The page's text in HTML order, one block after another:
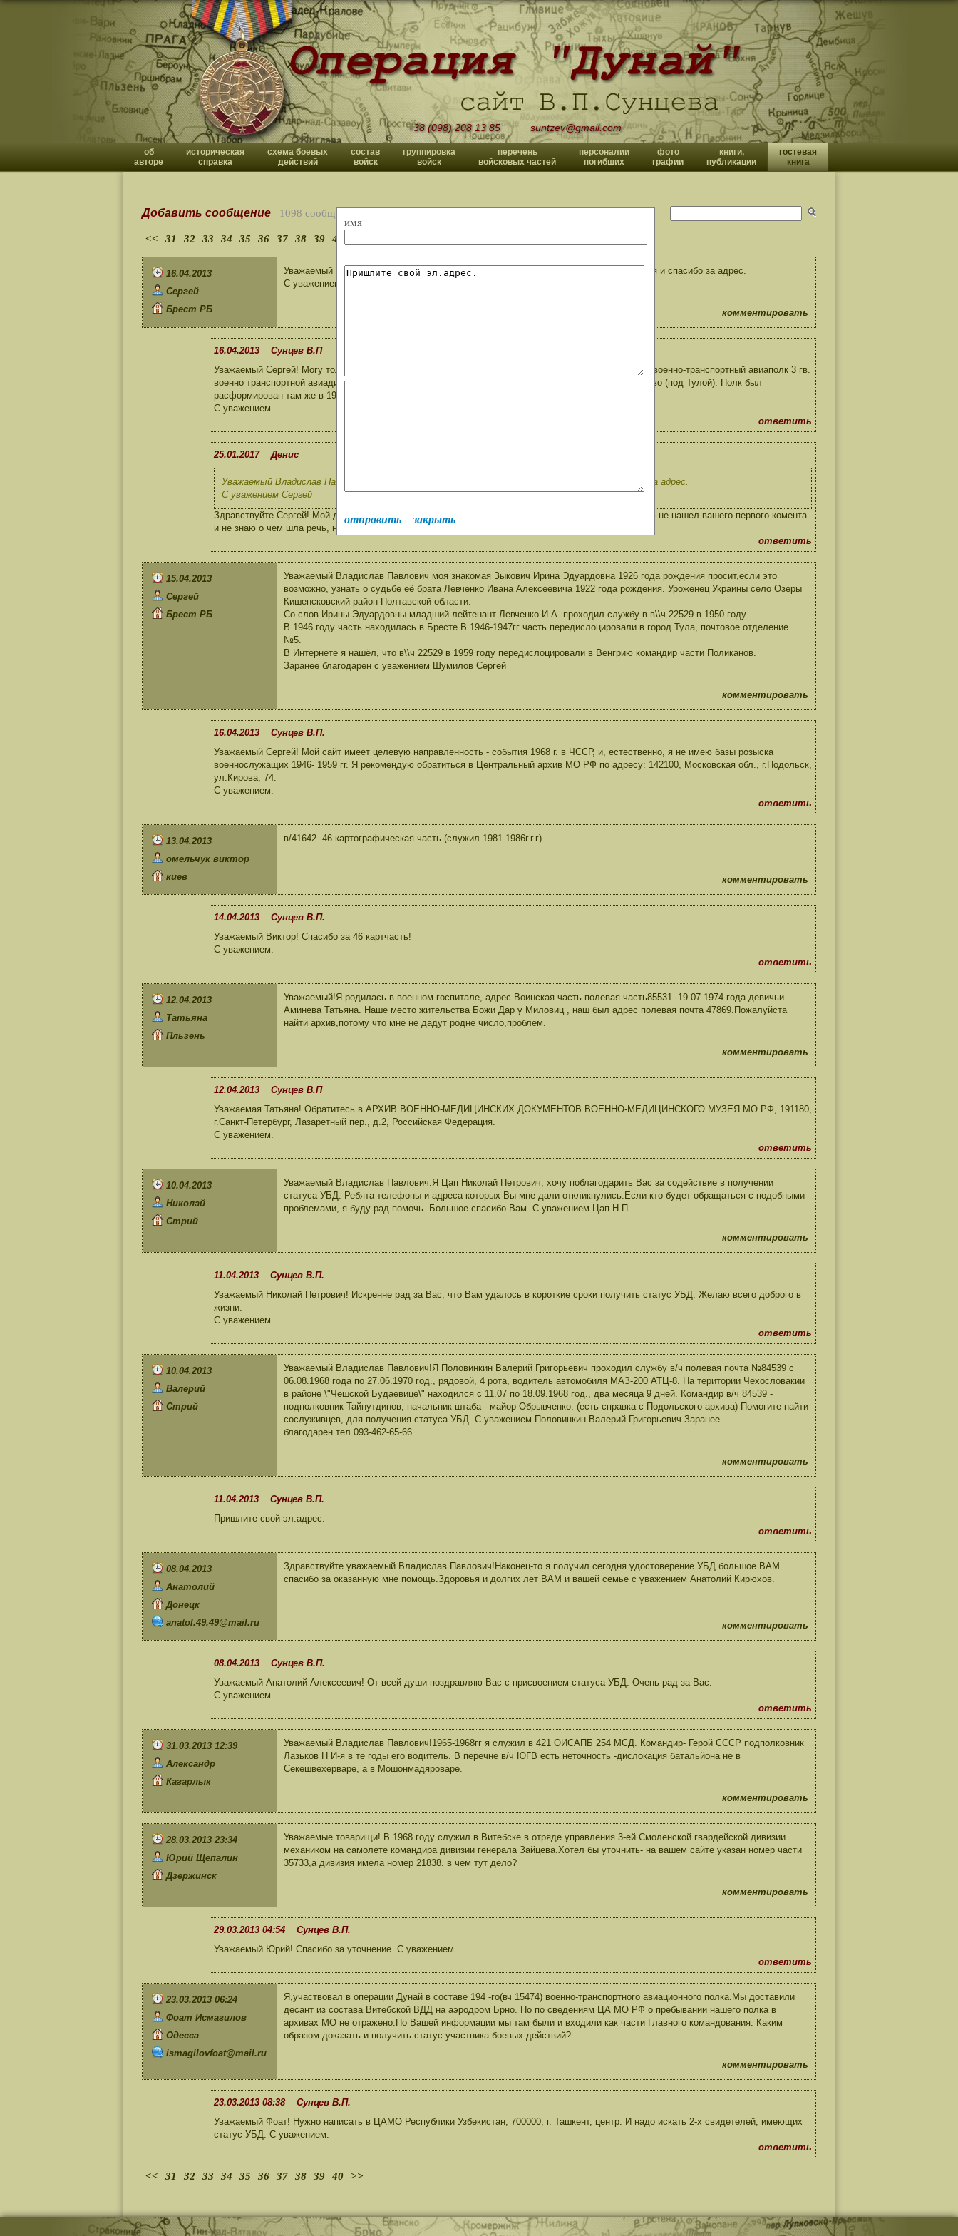
+38 (098) 208 13 85 suntzev@gmail.com
об
авторе
историческая
справка
схема боевых
действий
состав
войск
группировка
войск
перечень
войсковых частей
персоналии
погибших
фото
графии
книги,
публикации
гостевая
книга
имя
отправить закрыть
Добавить сообщение 1098 сообщений
<< 31 32 33 34 35 36 37 38 39 40
16.04.2013
Сергей
Брест РБ
Уважаемый Владислав Павлович, спасибо что не оставили моё письмо без внимания и спасибо за адрес.
С уважением Сергей
комментировать
16.04.2013 Сунцев В.П
Уважаемый Сергей! Могу только добавить к предыдущему письму. Войсковая часть 22529 - это 374 военно-транспортный авиаполк 3 гв.
военно транспортной авиадивизии, дивизия и полк постоянно дислоцировались на аэродроме Колково (под Тулой). Полк был
расформирован там же в 1974г.
С уважением.
ответить
25.01.2017 Денис
Уважаемый Владислав Павлович, спасибо что не оставили моё письмо без внимания и спасибо за адрес.
С уважением Сергей
Здравствуйте Сергей! Мой дед Набок Николай Данилович служил в этой части 22529. К сожелениию не нашел вашего первого комента
и не знаю о чем шла речь, но могу поделится любой информацией
ответить
15.04.2013
Сергей
Брест РБ
Уважаемый Владислав Павлович моя знакомая Зыкович Ирина Эдуардовна 1926 года рождения просит,если это
возможно, узнать о судьбе её брата Левченко Ивана Алексеевича 1922 года рождения. Уроженец Украины село Озеры
Кишенсковский район Полтавской области.
Со слов Ирины Эдуардовны младший лейтенант Левченко И.А. проходил службу в в\\ч 22529 в 1950 году.
В 1946 году часть находилась в Бресте.В 1946-1947гг часть передислоцировали в город Тула, почтовое отделение
№5.
В Интернете я нашёл, что в\\ч 22529 в 1959 году передислоцировали в Венгрию командир части Поликанов.
Заранее благодарен с уважением Шумилов Сергей
комментировать
16.04.2013 Сунцев В.П.
Уважаемый Сергей! Мой сайт имеет целевую направленность - события 1968 г. в ЧССР, и, естественно, я не имею базы розыска
военнослужащих 1946- 1959 гг. Я рекомендую обратиться в Центральный архив МО РФ по адресу: 142100, Московская обл., г.Подольск,
ул.Кирова, 74.
С уважением.
ответить
13.04.2013
омельчук виктор
киев
в/41642 -46 картографическая часть (служил 1981-1986г.г.г)
комментировать
14.04.2013 Сунцев В.П.
Уважаемый Виктор! Спасибо за 46 картчасть!
С уважением.
ответить
12.04.2013
Татьяна
Пльзень
Уважаемый!Я родилась в военном госпитале, адрес Воинская часть полевая часть85531. 19.07.1974 года девичьи
Аминева Татьяна. Наше место жительства Божи Дар у Миловиц , наш был адрес полевая почта 47869.Пожалуйста
найти архив,потому что мне не дадут родне число,проблем.
комментировать
12.04.2013 Сунцев В.П
Уважаемая Татьяна! Обратитесь в АРХИВ ВОЕННО-МЕДИЦИНСКИХ ДОКУМЕНТОВ ВОЕННО-МЕДИЦИНСКОГО МУЗЕЯ МО РФ, 191180,
г.Санкт-Петербург, Лазаретный пер., д.2, Российская Федерация.
С уважением.
ответить
10.04.2013
Николай
Стрий
Уважаемый Владислав Павлович.Я Цап Николай Петрович, хочу поблагодарить Вас за содействие в получении
статуса УБД. Ребята телефоны и адреса которых Вы мне дали откликнулись.Если кто будет обращаться с подобными
проблемами, я буду рад помочь. Большое спасибо Вам. С уважением Цап Н.П.
комментировать
11.04.2013 Сунцев В.П.
Уважаемый Николай Петрович! Искренне рад за Вас, что Вам удалось в короткие сроки получить статус УБД. Желаю всего доброго в
жизни.
С уважением.
ответить
10.04.2013
Валерий
Стрий
Уважаемый Владислав Павлович!Я Половинкин Валерий Григорьевич проходил службу в/ч полевая почта №84539 с
06.08.1968 года по 27.06.1970 год., рядовой, 4 рота, водитель автомобиля МАЗ-200 АТЦ-8. На територии Чехословакии
в районе \"Чешской Будаевице\" находился с 11.07 по 18.09.1968 год., два месяца 9 дней. Командир в/ч 84539 -
подполковник Тайнутдинов, начальник штаба - майор Обрывченко. (есть справка с Подольского архива) Помогите найти
сослуживцев, для получения статуса УБД. С уважением Половинкин Валерий Григорьевич.Заранее
благодарен.тел.093-462-65-66
комментировать
11.04.2013 Сунцев В.П.
Пришлите свой эл.адрес.
ответить
08.04.2013
Анатолий
Донецк
anatol.49.49@mail.ru
Здравствуйте уважаемый Владислав Павлович!Наконец-то я получил сегодня удостоверение УБД большое ВАМ
спасибо за оказанную мне помощь.Здоровья и долгих лет ВАМ и вашей семье с уважением Анатолий Кирюхов.
комментировать
08.04.2013 Сунцев В.П.
Уважаемый Анатолий Алексеевич! От всей души поздравляю Вас с присвоением статуса УБД. Очень рад за Вас.
С уважением.
ответить
31.03.2013 12:39
Александр
Кагарлык
Уважаемый Владислав Павлович!1965-1968гг я служил в 421 ОИСАПБ 254 МСД. Командир- Герой СССР подполковник
Лазьков Н И-я в те годы его водитель. В перечне в/ч ЮГВ есть неточность -дислокация батальйона не в
Секешвехерваре, а в Мошонмадяроваре.
комментировать
28.03.2013 23:34
Юрий Щепалин
Дзержинск
Уважаемые товарищи! В 1968 году служил в Витебске в отряде управления 3-ей Смоленской гвардейской дивизии
механиком на самолете командира дивизии генерала Зайцева.Хотел бы уточнить- на вашем сайте указан номер части
35733,а дивизия имела номер 21838. в чем тут дело?
комментировать
29.03.2013 04:54 Сунцев В.П.
Уважаемый Юрий! Спасибо за уточнение. С уважением.
ответить
23.03.2013 06:24
Фоат Исмагилов
Одесса
ismagilovfoat@mail.ru
Я,участвовал в операции Дунай в составе 194 -го(вч 15474) военно-транспортного авиационного полка.Мы доставили
десант из состава Витебской ВДД на аэродром Брно. Но по сведениям ЦА МО РФ о пребывании нашего полка в
архивах МО не отражено.По Вашей информации мы там были и входили как части Главного командования. Каким
образом доказать и получить статус участника боевых действий?
комментировать
23.03.2013 08:38 Сунцев В.П.
Уважаемый Фоат! Нужно написать в ЦАМО Республики Узбекистан, 700000, г. Ташкент, центр. И надо искать 2-х свидетелей, имеющих
статус УБД. С уважением.
ответить
<< 31 32 33 34 35 36 37 38 39 40 >>